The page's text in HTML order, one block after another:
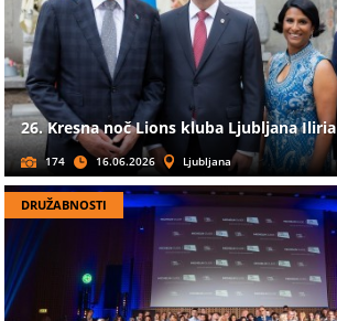
26. Kresna noč Lions kluba Ljubljana Iliria
174 16.06.2026 Ljubljana
DRUŽABNOSTI